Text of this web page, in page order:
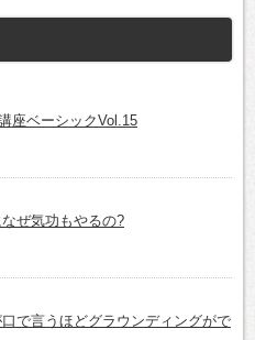
座ベーシックVol.15
ぜ気功もやるの?
で言うほどグラウンディングがで